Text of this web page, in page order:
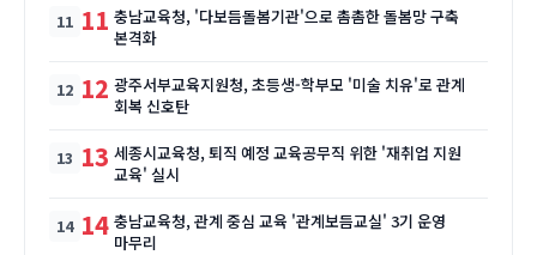
11 충남교육청, '다보듬돌봄기관'으로 촘촘한 돌봄망 구축
본격화
12 광주서부교육지원청, 초등생-학부모 '미술 치유'로 관계
회복 신호탄
13 세종시교육청, 퇴직 예정 교육공무직 위한 '재취업 지원
교육' 실시
14 충남교육청, 관계 중심 교육 '관계보듬교실' 3기 운영
마무리